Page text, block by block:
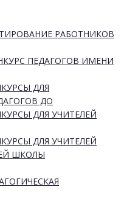
РАБОТНИКОВ
ПЕДАГОГОВ ИМЕНИ
ДЛЯ
ДО
ДЛЯ УЧИТЕЛЕЙ
ДЛЯ УЧИТЕЛЕЙ
ШКОЛЫ